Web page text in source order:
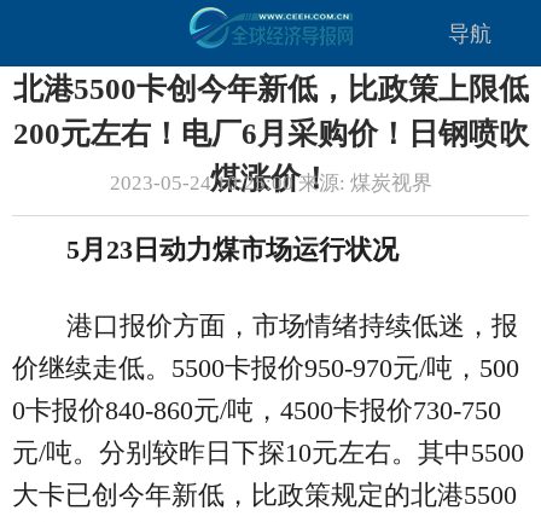
导航
北港5500卡创今年新低，比政策上限低
200元左右！电厂6月采购价！日钢喷吹
煤涨价！
2023-05-24 10:25:00 来源: 煤炭视界
5月23日动力煤市场运行状况
港口报价方面，市场情绪持续低迷，报
价继续走低。5500卡报价950-970元/吨，500
0卡报价840-860元/吨，4500卡报价730-750
元/吨。分别较昨日下探10元左右。其中5500
大卡已创今年新低，比政策规定的北港5500